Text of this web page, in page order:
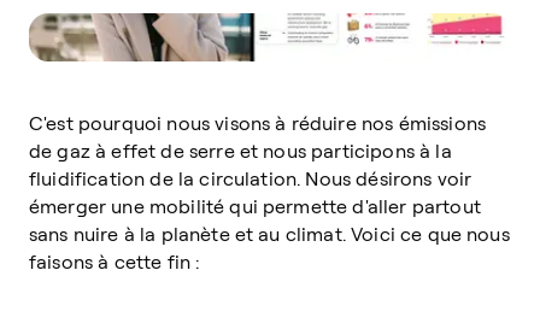
C'est pourquoi nous visons à réduire nos émissions
de gaz à effet de serre et nous participons à la
fluidification de la circulation. Nous désirons voir
émerger une mobilité qui permette d'aller partout
sans nuire à la planète et au climat. Voici ce que nous
faisons à cette fin :